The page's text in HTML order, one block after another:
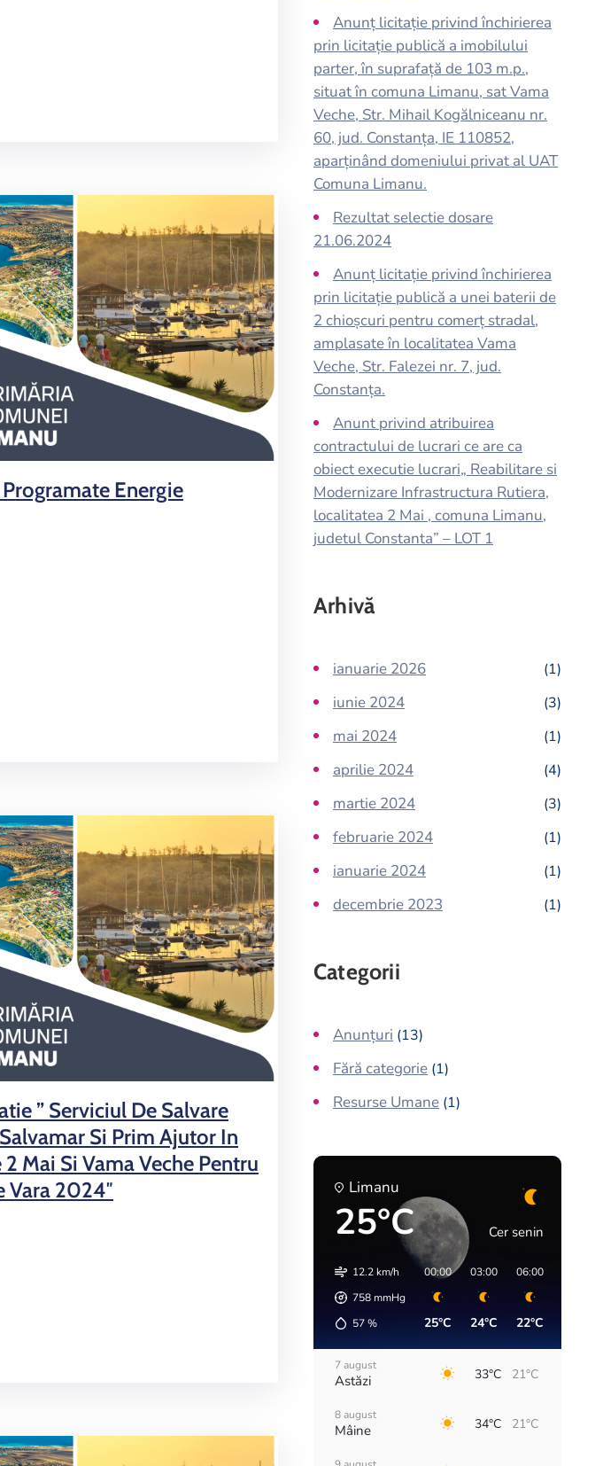
Energie
” Serviciul De Salvare
Si Prim Ajutor In
Mai Si Vama Veche Pentru
Vara 2024″
Anunț licitație privind închirierea
prin licitație publică a imobilului
parter, în suprafață de 103 m.p.,
situat în comuna Limanu, sat Vama
Veche, Str. Mihail Kogălniceanu nr.
60, jud. Constanța, IE 110852,
aparținând domeniului privat al UAT
Comuna Limanu.
Rezultat selectie dosare
21.06.2024
Anunț licitație privind închirierea
prin licitație publică a unei baterii de
2 chioșcuri pentru comerț stradal,
amplasate în localitatea Vama
Veche, Str. Falezei nr. 7, jud.
Constanța.
Anunt privind atribuirea
contractului de lucrari ce are ca
obiect executie lucrari„ Reabilitare si
Modernizare Infrastructura Rutiera,
localitatea 2 Mai , comuna Limanu,
judetul Constanta” – LOT 1
Arhivă
ianuarie 2026 (1)
iunie 2024 (3)
mai 2024 (1)
aprilie 2024 (4)
martie 2024 (3)
februarie 2024 (1)
ianuarie 2024 (1)
decembrie 2023 (1)
Categorii
Anunțuri (13)
Fără categorie (1)
Resurse Umane (1)
Limanu
25°C Cer senin
12.2 km/h
758 mmHg
57%
00:00
25°C
03:00
24°C
06:00
22°C
7 august
Astăzi 33°C 21°C
8 august
Mâine 34°C 21°C